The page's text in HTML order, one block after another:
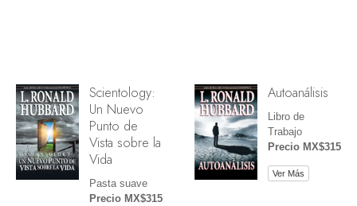
Scientology:
Un Nuevo
Punto de
Vista sobre la
Vida
Pasta suave
Precio MX$315
Autoanálisis
Libro de
Trabajo
Precio MX$315
Ver Más